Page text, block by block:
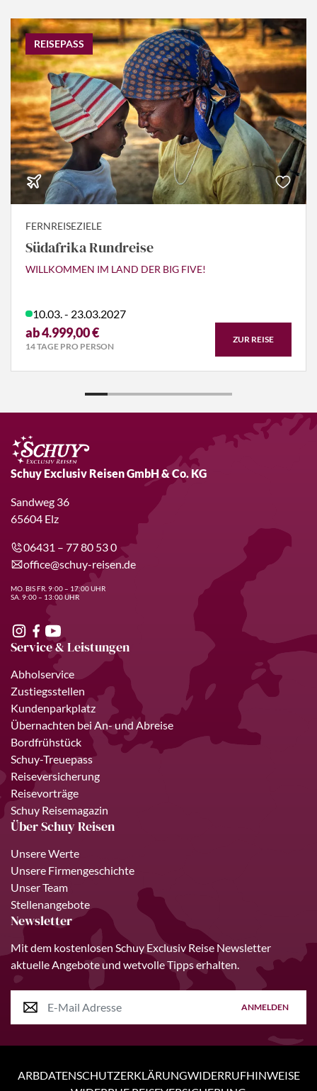
REISEPASS
FERNREISEZIELE
Südafrika Rundreise
WILLKOMMEN IM LAND DER BIG FIVE!
10.03. - 23.03.2027
ab 4.999,00 €
14 TAGE PRO PERSON
ZUR REISE
Schuy Exclusiv Reisen GmbH & Co. KG
Sandweg 36
65604 Elz
06431 – 77 80 53 0
office@schuy-reisen.de
MO. BIS FR. 9:00 – 17:00 UHR
SA. 9:00 – 13:00 UHR
Service & Leistungen
Abholservice
Zustiegsstellen
Kundenparkplatz
Übernachten bei An- und Abreise
Bordfrühstück
Schuy-Treuepass
Reiseversicherung
Reisevorträge
Schuy Reisemagazin
Über Schuy Reisen
Unsere Werte
Unsere Firmengeschichte
Unser Team
Stellenangebote
Newsletter
Mit dem kostenlosen Schuy Exclusiv Reise Newsletter
aktuelle Angebote und wetvolle Tipps erhalten.
ANMELDEN
ARBDATENSCHUTZERKLÄRUNGWIDERRUFHINWEISE